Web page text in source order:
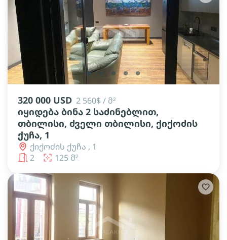
lens lens lens lens
320 000 USD 2 560$ / მ²
იყიდება ბინა 2 საძინებლით,
თბილისი, ძველი თბილისი, ქიქოძის
ქუჩა, 1
ქიქოძის ქუჩა , 1
2
125 მ²